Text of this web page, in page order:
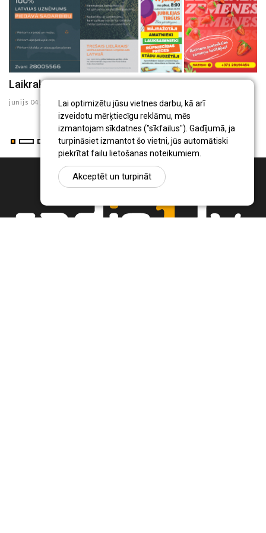
Lai optimizētu jūsu vietnes darbu, kā arī
izveidotu mērķtiecīgu reklāmu, mēs
izmantojam sīkdatnes ("sīkfailus"). Gadījumā, ja
turpināsiet izmantot šo vietni, jūs automātiski
piekrītat failu lietošanas noteikumiem.
Akceptēt un turpināt
Laikraksta "Ceturtdiena" sludinājumi 03.06.2025
junijs 04 , 2025
Laikraksta "Ceturtdiena" sludinājumi 22.05.2025
maijs 23 , 2025